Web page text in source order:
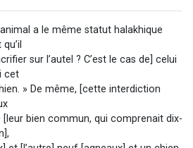
a le même statut halakhique
sur l’autel ? C’est le cas de] celui
cet
» De même, [cette interdiction
bien commun, qui comprenait dix-